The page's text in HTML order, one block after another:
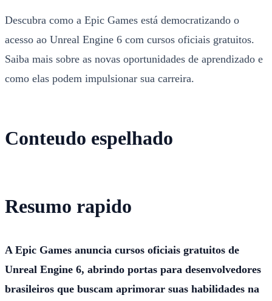
Descubra como a Epic Games está democratizando o
acesso ao Unreal Engine 6 com cursos oficiais gratuitos.
Saiba mais sobre as novas oportunidades de aprendizado e
como elas podem impulsionar sua carreira.
Conteudo espelhado
Resumo rapido
A Epic Games anuncia cursos oficiais gratuitos de
Unreal Engine 6, abrindo portas para desenvolvedores
brasileiros que buscam aprimorar suas habilidades na